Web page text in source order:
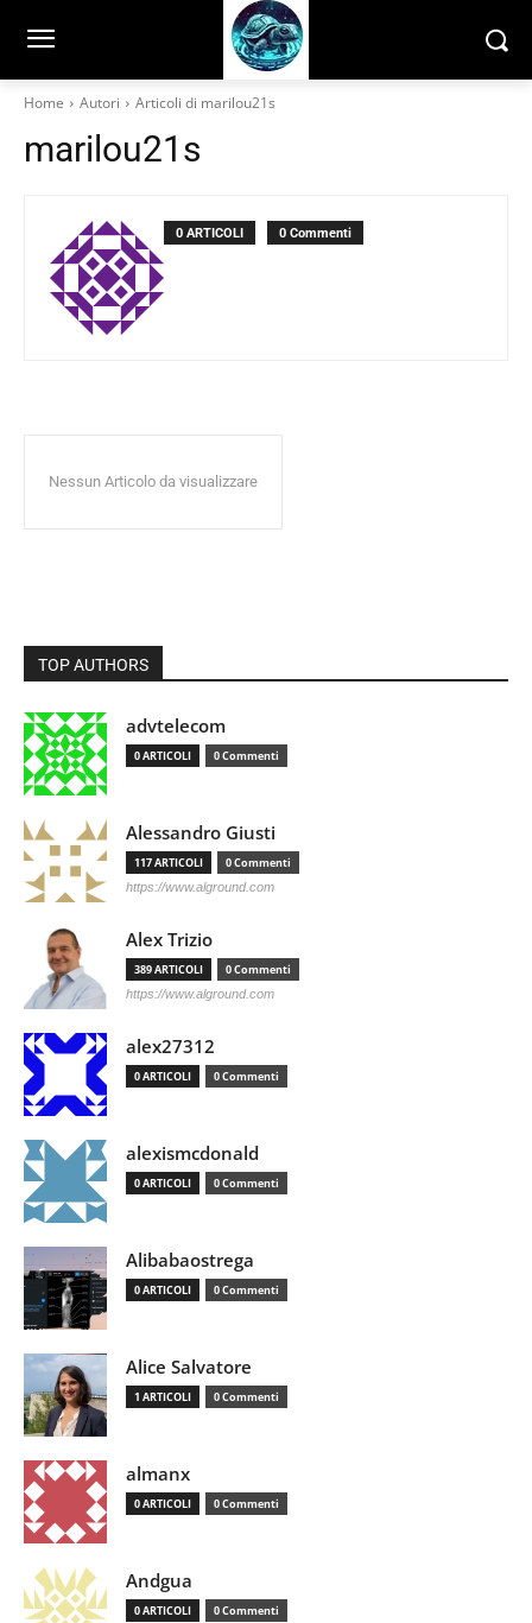
Home Autori Articoli di marilou21s
marilou21s
0 ARTICOLI 0 Commenti
Nessun Articolo da visualizzare
TOP AUTHORS
advtelecom
0 ARTICOLI 0 Commenti
Alessandro Giusti
117 ARTICOLI 0 Commenti
https://www.alground.com
Alex Trizio
389 ARTICOLI 0 Commenti
https://www.alground.com
alex27312
0 ARTICOLI 0 Commenti
alexismcdonald
0 ARTICOLI 0 Commenti
Alibabaostrega
0 ARTICOLI 0 Commenti
Alice Salvatore
1 ARTICOLI 0 Commenti
almanx
0 ARTICOLI 0 Commenti
Andgua
0 ARTICOLI 0 Commenti